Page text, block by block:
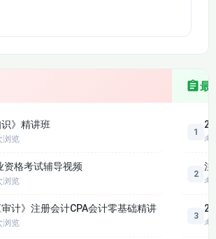
审计人员
作
第十六章 对集团财务
第一节 集团财务报表
识》精讲班
浏览
资格考试辅导视频
浏览
计》注册会计CPA会计零基础精讲
浏览
最
1
考
2
注
考
3
考